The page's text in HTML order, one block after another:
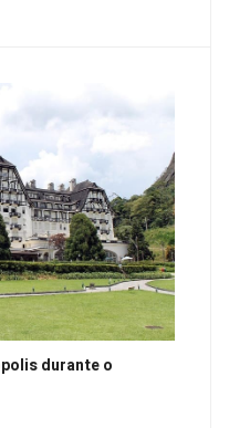
durante o